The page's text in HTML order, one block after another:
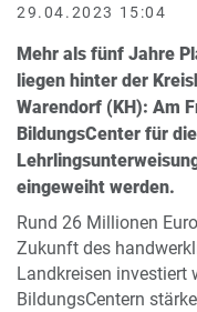
29.04.2023 15:04
Mehr als fünf Jahre
liegen hinter der
Warendorf (KH): Am
BildungsCenter für
eingeweiht werden.
Rund 26 Millionen
Zukunft des
Landkreisen investiert
BildungsCentern